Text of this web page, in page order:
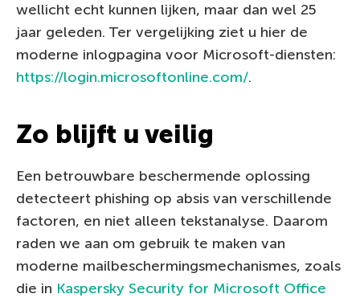
wellicht echt kunnen lijken, maar dan wel 25
jaar geleden. Ter vergelijking ziet u hier de
moderne inlogpagina voor Microsoft-diensten:
https://login.microsoftonline.com/.
Zo blijft u veilig
Een betrouwbare beschermende oplossing
detecteert phishing op absis van verschillende
factoren, en niet alleen tekstanalyse. Daarom
raden we aan om gebruik te maken van
moderne mailbeschermingsmechanismes, zoals
die in Kaspersky Security for Microsoft Office